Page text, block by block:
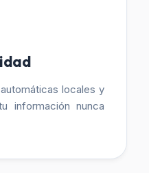
locales y
información nunca